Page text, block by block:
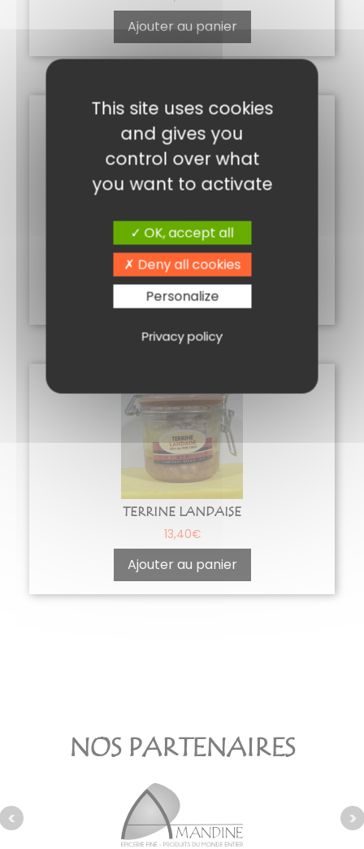
Ajouter au panier
MOUTARDE VIOLETTE
7,20 €
Ajouter au panier
TERRINE LANDAISE
13,40€
Ajouter au panier
NOS PARTENAIRES
This site uses cookies
and gives you
control over what
you want to activate
OK, accept all
Deny all cookies
Personalize
Privacy policy